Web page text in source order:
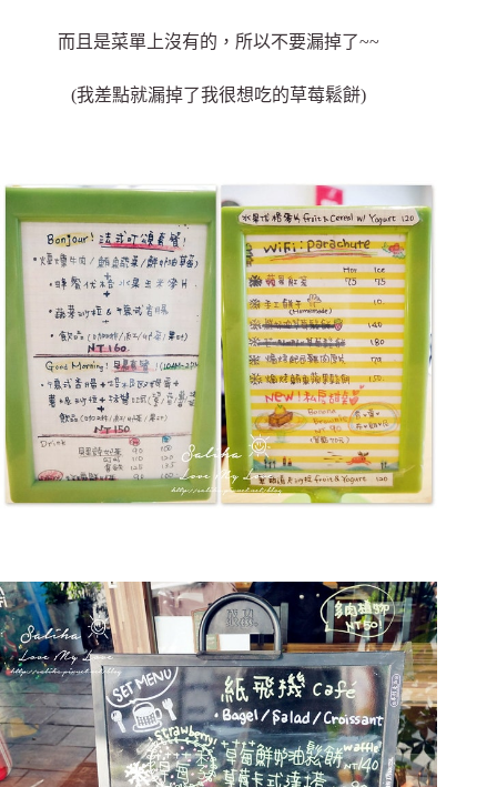
而且是菜單上沒有的，所以不要漏掉了~~
(我差點就漏掉了我很想吃的草莓鬆餅)